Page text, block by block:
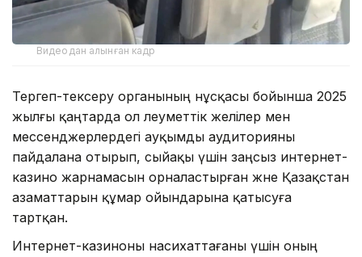
Видеодан алынған кадр
Тергеп-тексеру органының нұсқасы бойынша 2025
жылғы қаңтарда ол әлеуметтік желілер мен
мессенджерлердегі ауқымды аудиторияны
пайдалана отырып, сыйақы үшін заңсыз интернет-
казино жарнамасын орналастырған және Қазақстан
азаматтарын құмар ойындарына қатысуға
тартқан.
Интернет-казиноны насихаттағаны үшін оның